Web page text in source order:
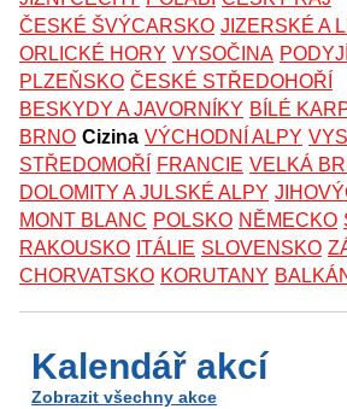
ČESKÉ ŠVÝCARSKO JIZERSKÉ A
ORLICKÉ HORY VYSOČINA PODYJÍ
PLZEŇSKO ČESKÉ STŘEDOHOŘÍ
BESKYDY A JAVORNÍKY BÍLÉ
BRNO Cizina VÝCHODNÍ ALPY
STŘEDOMOŘÍ
FRANCIE VELKÁ
DOLOMITY A JULSKÉ ALPY
MONT BLANC POLSKO NĚMECKO
RAKOUSKO ITÁLIE SLOVENSKO
CHORVATSKO KORUTANY
Kalendář akcí
Zobrazit všechny akce